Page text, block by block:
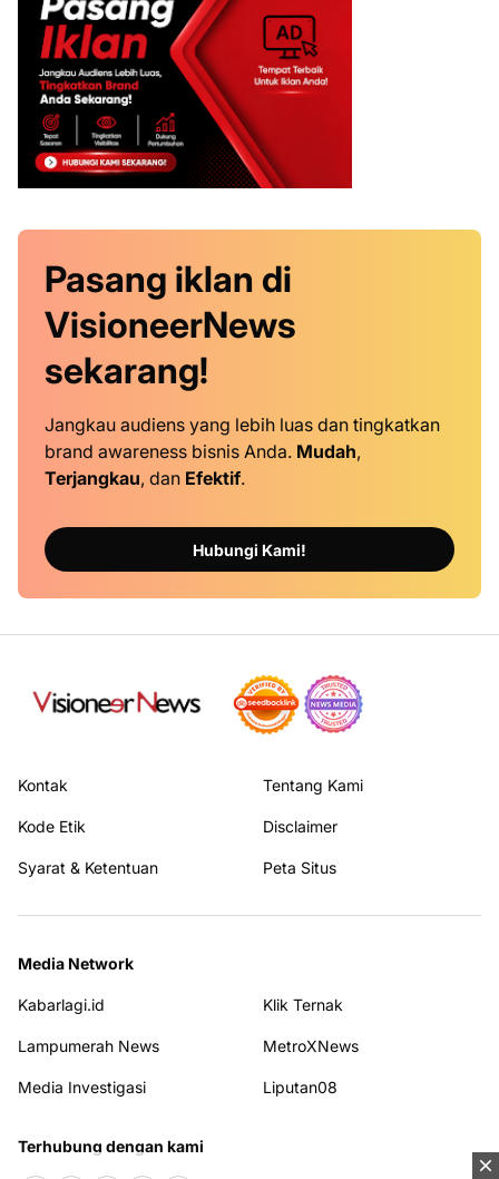
Pasang iklan di
VisioneerNews
sekarang!
Jangkau audiens yang lebih luas dan tingkatkan
brand awareness bisnis Anda. Mudah,
Terjangkau, dan Efektif.
Hubungi Kami!
Kontak Tentang Kami
Kode Etik Disclaimer
Syarat & Ketentuan Peta Situs
Media Network
Kabarlagi.id Klik Ternak
Lampumerah News MetroXNews
Media Investigasi Liputan08
Terhubung dengan kami